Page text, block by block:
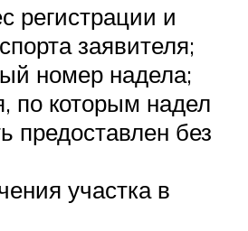
регистрации и
заявителя;
номер надела;
по которым надел
предоставлен без
участка в